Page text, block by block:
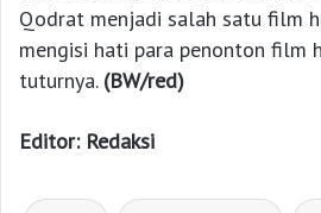
Qodrat menjadi salah satu film
mengisi hati para penonton film
tuturnya. (BW/red)
Editor: Redaksi